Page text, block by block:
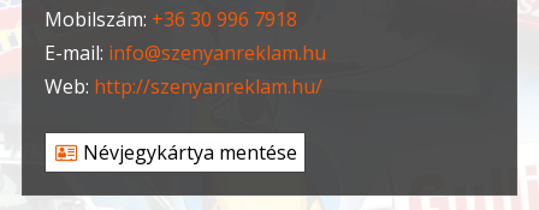
Mobilszám: +36 30 996 7918
E-mail: info@szenyanreklam.hu
Web: http://szenyanreklam.hu/
Névjegykártya mentése